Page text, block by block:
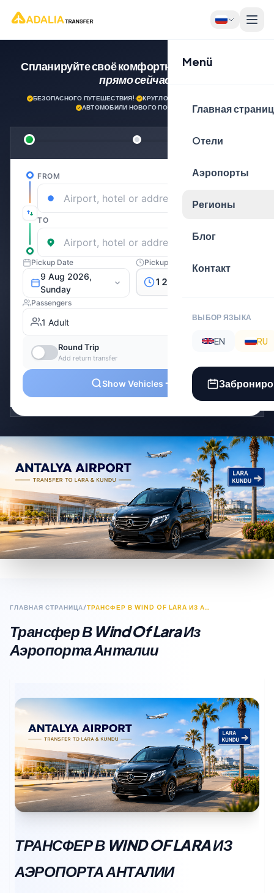
Menü
Главная
Oтели
Аэропорты
Регионы
Блог
Контакт
ВЫБОР ЯЗЫКА
EN RU
Спланируйте своё комфортное путешествие
прямо сейчас!
БЕЗОПАСНОГО ПУТЕШЕСТВИЯ!· КРУГЛОСУТОЧНАЯ ПОДДЕРЖКА
АВТОМОБИЛИ НОВОГО ПОКОЛЕНИЯ
ГЛАВНАЯ СТРАНИЦА/ ТРАНСФЕР В WIND OF LARA ИЗ АЭРОПОРТА АНТАЛИИ
Трансфер В Wind Of Lara Из
Аэропорта Анталии
ТРАНСФЕР В WIND OF LARA ИЗ
АЭРОПОРТА АНТАЛИИ